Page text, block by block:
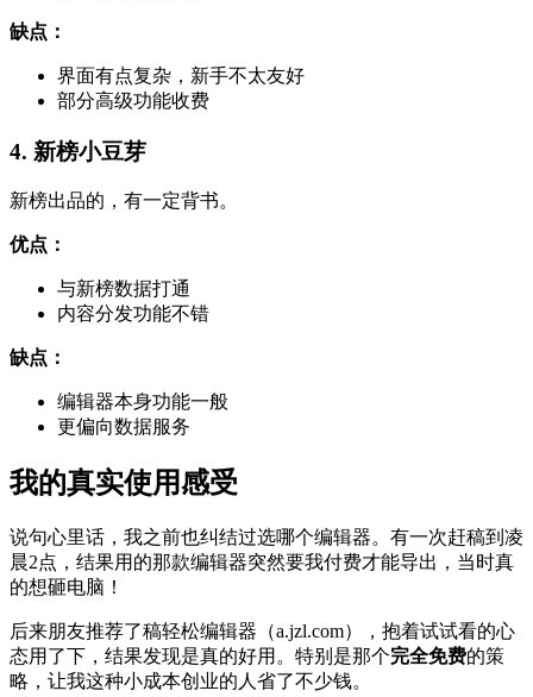
缺点：
界面有点复杂，新手不太友好
部分高级功能收费
4. 新榜小豆芽
新榜出品的，有一定背书。
优点：
与新榜数据打通
内容分发功能不错
缺点：
编辑器本身功能一般
更偏向数据服务
我的真实使用感受
说句心里话，我之前也纠结过选哪个编辑器。有一次赶稿到凌
晨2点，结果用的那款编辑器突然要我付费才能导出，当时真
的想砸电脑！
后来朋友推荐了稿轻松编辑器（a.jzl.com），抱着试试看的心
态用了下，结果发现是真的好用。特别是那个完全免费的策
略，让我这种小成本创业的人省了不少钱。